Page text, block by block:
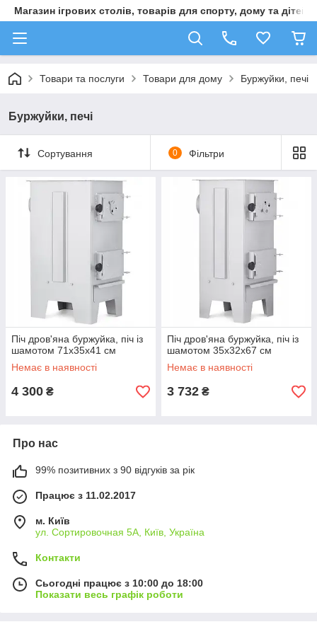
Магазин ігрових столів, товарів для спорту, дому та дітей
Товари та послуги Товари для дому Буржуйки, печі
Буржуйки, печі
Сортування 0 Фільтри
Піч дров'яна буржуйка, піч із
шамотом 71х35х41 см
Немає в наявності
4 300 ₴
Піч дров'яна буржуйка, піч із
шамотом 35х32х67 см
Немає в наявності
3 732 ₴
Про нас
99% позитивних з 90 відгуків за рік
Працює з 11.02.2017
м. Київ
ул. Сортировочная 5А, Київ, Україна
Контакти
Сьогодні працює з 10:00 до 18:00
Показати весь графік роботи